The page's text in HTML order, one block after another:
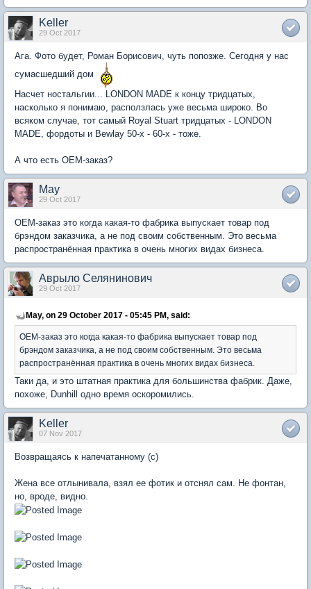
Keller
29 Oct 2017
Ага. Фото будет, Роман Борисович, чуть попозже. Сегодня у нас
сумасшедший дом
Насчет ностальгии... LONDON MADE к концу тридцатых,
насколько я понимаю, расползлась уже весьма широко. Во
всяком случае, тот самый Royal Stuart тридцатых - LONDON
MADE, фордоты и Bewlay 50-х - 60-х - тоже.
А что есть ОЕМ-заказ?
May
29 Oct 2017
OEM-заказ это когда какая-то фабрика выпускает товар под
брэндом заказчика, а не под своим собственным. Это весьма
распространённая практика в очень многих видах бизнеса.
Аврыло Селянинович
29 Oct 2017
May, on 29 October 2017 - 05:45 PM, said:
OEM-заказ это когда какая-то фабрика выпускает товар под
брэндом заказчика, а не под своим собственным. Это весьма
распространённая практика в очень многих видах бизнеса.
Таки да, и это штатная практика для большинства фабрик. Даже,
похоже, Dunhill одно время оскоромились.
Keller
07 Nov 2017
Возвращаясь к напечатанному (с)
Жена все отлынивала, взял ее фотик и отснял сам. Не фонтан,
но, вроде, видно.